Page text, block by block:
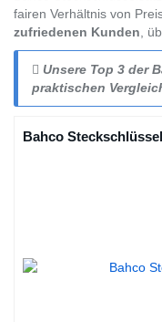
fairen Verhältnis von
zufriedenen Kunden,
Unsere Top 3 der
praktischen
Bahco